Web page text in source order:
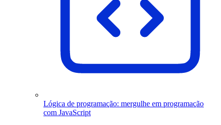
Lógica de programação: mergulhe em programação
com JavaScript